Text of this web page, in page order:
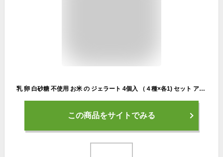
乳 卵 白砂糖 不使用 お米 の ジェラート 4個入 （４種×各1) セット アイス 低糖質 低カロリー スイーツ ヴィーガン 豆乳 甘酒 天然麹
この商品をサイトでみる